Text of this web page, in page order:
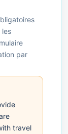
les
par
travel